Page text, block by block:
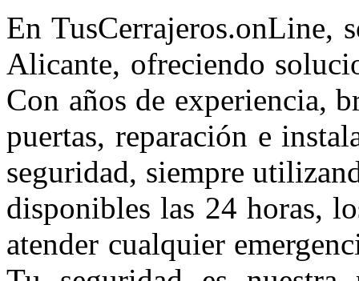
En TusCerrajeros.onLine,
Alicante, ofreciendo
Con años de experiencia,
puertas, reparación e
seguridad, siempre
disponibles las 24 horas,
atender cualquier